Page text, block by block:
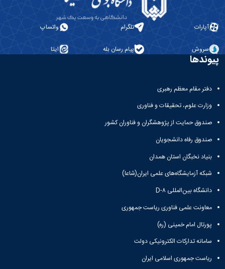
آپارات تلگرام واتساپ
سروش پیام رسان بله ایتا
پیوندها
دفتر مقام معظم رهبری
وزارت علوم، تحقیقات و فناوری
صندوق حمایت از پژوهشگران و فناوران کشور
صندوق رفاه دانشجویان
بنیاد نخبگان استان همدان
شبکه آزمایشگاه‌های علمی ایران(شاعا)
دانشگاه بین‌المللی D-۸
معاونت علمی فناوری ریاست جمهوری
پورتال امام خمینی (ره)
سامانه تدارکات الکترونیکی دولت
ریاست جمهوری اسلامی ایران